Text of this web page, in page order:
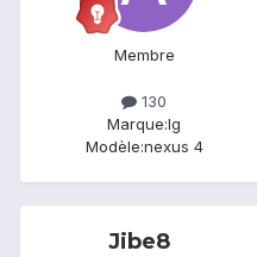
Membre
130
Marque:lg
Modèle:nexus 4
Jibe8